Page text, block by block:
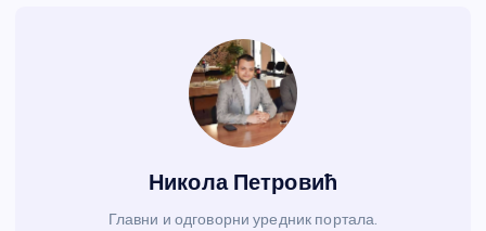
Никола Петровић
Главни и одговорни уредник портала.